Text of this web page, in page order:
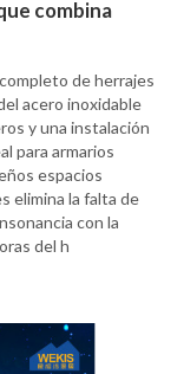
combina
de herrajes
acero inoxidable
y una instalación
para armarios
espacios
elimina la falta de
con la
del h